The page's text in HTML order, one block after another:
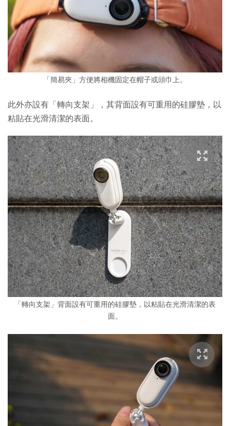
「簡易夾」方便將相機固定在帽子或頭巾上。
此外亦設有「轉向支架」，其背面設有可重用的硅膠墊，以
粘貼在光滑清潔的表面。
「轉向支架」背面設有可重用的硅膠墊，以粘貼在光滑清潔的表
面。